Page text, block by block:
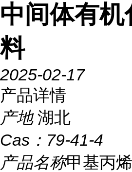
中间体有机
料
2025-02-17
产品详情
产地 湖北
Cas： 79-41-4
产品名称甲基丙